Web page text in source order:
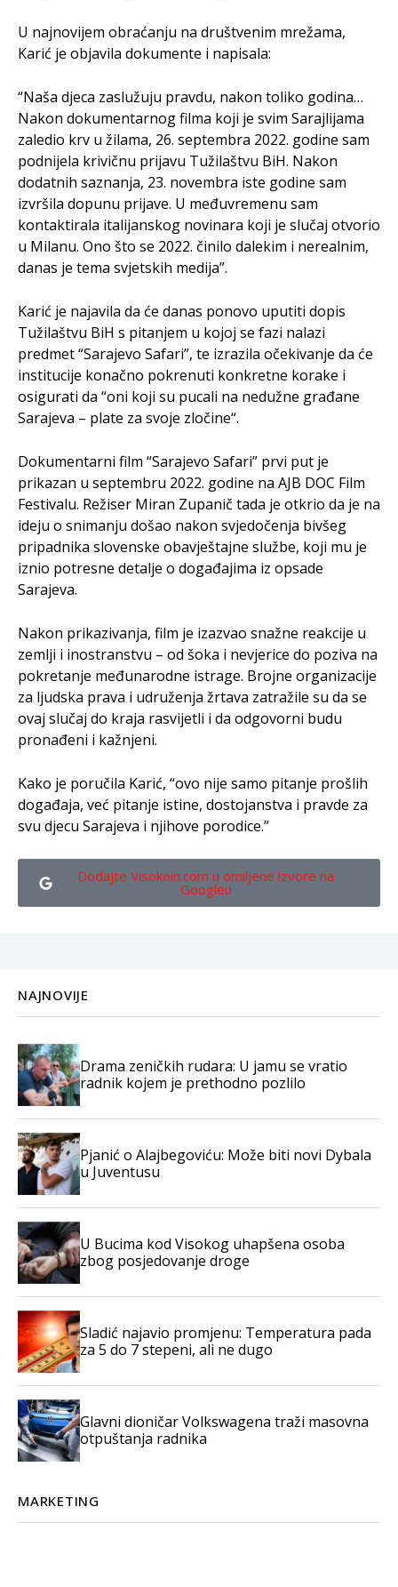
U najnovijem obraćanju na društvenim mrežama,
Karić je objavila dokumente i napisala:
“Naša djeca zaslužuju pravdu, nakon toliko godina…
Nakon dokumentarnog filma koji je svim Sarajlijama
zaledio krv u žilama, 26. septembra 2022. godine sam
podnijela krivičnu prijavu Tužilaštvu BiH. Nakon
dodatnih saznanja, 23. novembra iste godine sam
izvršila dopunu prijave. U međuvremenu sam
kontaktirala italijanskog novinara koji je slučaj otvorio
u Milanu. Ono što se 2022. činilo dalekim i nerealnim,
danas je tema svjetskih medija”.
Karić je najavila da će danas ponovo uputiti dopis
Tužilaštvu BiH s pitanjem u kojoj se fazi nalazi
predmet “Sarajevo Safari”, te izrazila očekivanje da će
institucije konačno pokrenuti konkretne korake i
osigurati da “oni koji su pucali na nedužne građane
Sarajeva – plate za svoje zločine“.
Dokumentarni film “Sarajevo Safari” prvi put je
prikazan u septembru 2022. godine na AJB DOC Film
Festivalu. Režiser Miran Zupanič tada je otkrio da je na
ideju o snimanju došao nakon svjedočenja bivšeg
pripadnika slovenske obavještajne službe, koji mu je
iznio potresne detalje o događajima iz opsade
Sarajeva.
Nakon prikazivanja, film je izazvao snažne reakcije u
zemlji i inostranstvu – od šoka i nevjerice do poziva na
pokretanje međunarodne istrage. Brojne organizacije
za ljudska prava i udruženja žrtava zatražile su da se
ovaj slučaj do kraja rasvijetli i da odgovorni budu
pronađeni i kažnjeni.
Kako je poručila Karić, “ovo nije samo pitanje prošlih
događaja, već pitanje istine, dostojanstva i pravde za
svu djecu Sarajeva i njihove porodice.”
Dodajte Visokoin.com u omiljene izvore na
Googleu
NAJNOVIJE
Drama zeničkih rudara: U jamu se vratio
radnik kojem je prethodno pozlilo
Pjanić o Alajbegoviću: Može biti novi Dybala
u Juventusu
U Bucima kod Visokog uhapšena osoba
zbog posjedovanje droge
Sladić najavio promjenu: Temperatura pada
za 5 do 7 stepeni, ali ne dugo
Glavni dioničar Volkswagena traži masovna
otpuštanja radnika
MARKETING